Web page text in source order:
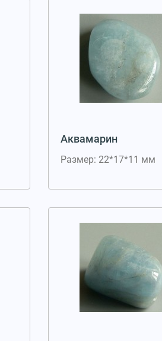
Аквамарин
Размер: 22*17*11 мм